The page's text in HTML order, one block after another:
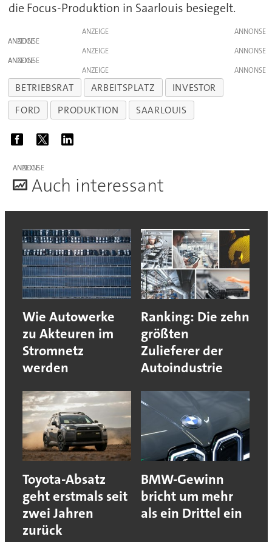
die Focus-Produktion in Saarlouis besiegelt.
ANZEIGE
ANZEIGE
ANZEIGE
ANZEIGE
ANZEIGE
BETRIEBSRAT ARBEITSPLATZ
INVESTOR
FORD
PRODUKTION SAARLOUIS
ANZEIGE
Auch interessant
Wie Autowerke
zu Akteuren im
Stromnetz
werden
Ranking: Die zehn
größten
Zulieferer der
Autoindustrie
Toyota-Absatz
geht erstmals seit
zwei Jahren
zurück
BMW-Gewinn
bricht um mehr
als ein Drittel ein